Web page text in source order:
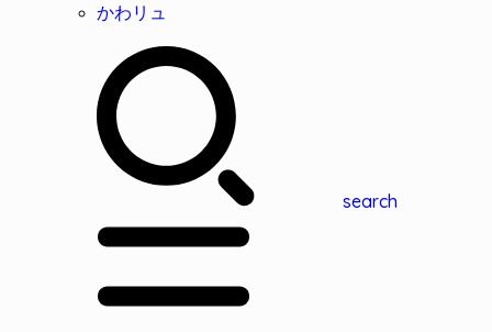
かわリュ
search